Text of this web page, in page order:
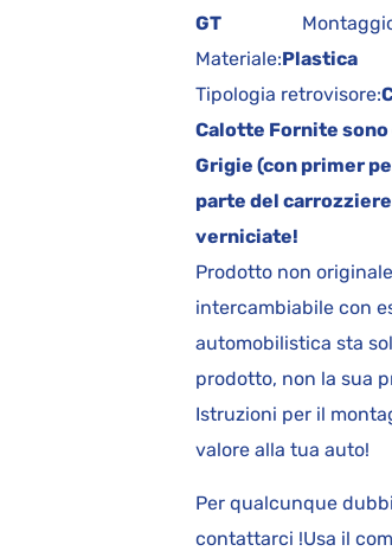
GT
Materiale:Plastica
Tipologia retrovisore:
Calotte Fornite
Grigie (con primer
parte del carrozziere
verniciate!
Prodotto non
intercambiabile con
automobilistica sta
prodotto, non la sua
Istruzioni per il
valore alla tua auto!
Per qualcunque
contattarci !Usa il